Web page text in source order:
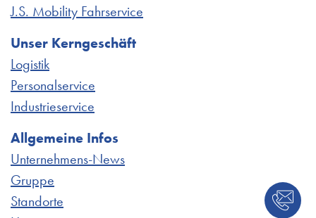
J.S. Mobility Fahrservice
Unser Kerngeschäft
Logistik
Personalservice
Industrieservice
Allgemeine Infos
Unternehmens-News
Gruppe
Standorte